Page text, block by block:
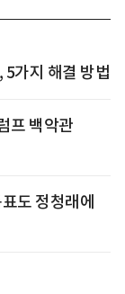
5가지 해결 방법
프 백악관
도 정청래에